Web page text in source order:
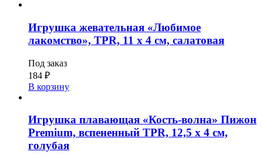
Игрушка жевательная «Любимое
лакомство», TPR, 11 х 4 см, салатовая
Под заказ
184 ₽
В корзину
Игрушка плавающая «Кость-волна» Пижон
Premium, вспененный TPR, 12,5 х 4 см,
голубая